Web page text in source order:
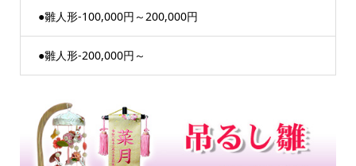
●雛人形-100,000円～200,000円
●雛人形-200,000円～